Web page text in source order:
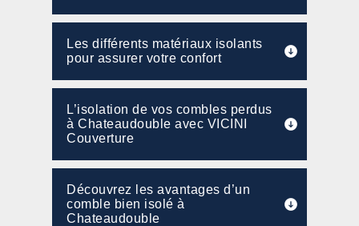
Les différents matériaux isolants
pour assurer votre confort
L’isolation de vos combles perdus
à Chateaudouble avec VICINI
Couverture
Découvrez les avantages d’un
comble bien isolé à
Chateaudouble